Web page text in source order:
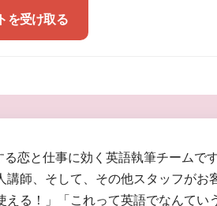
を受け取る
恋と仕事に効く英語執筆チームで
講師、そして、その他スタッフがお
える！」「これって英語でなんてい